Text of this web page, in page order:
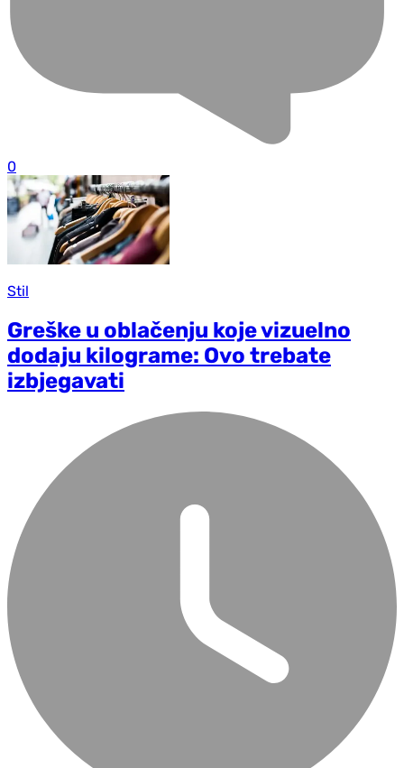
0
Stil
Greške u oblačenju koje vizuelno
dodaju kilograme: Ovo trebate
izbjegavati